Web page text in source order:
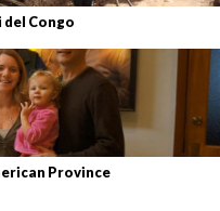
Congo
Province